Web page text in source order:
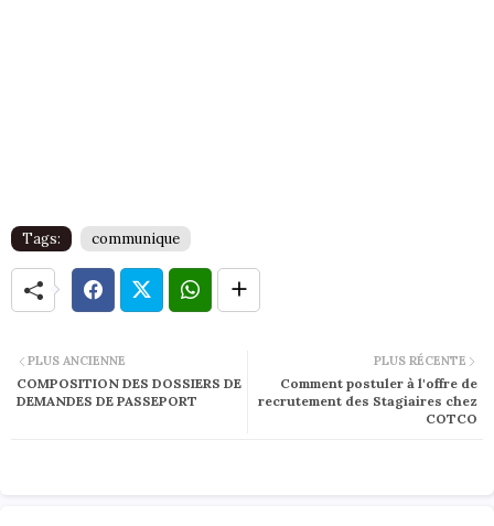
Tags: communique
PLUS RÉCENTE
Comment postuler à l'offre de
recrutement des Stagiaires chez
COTCO
PLUS ANCIENNE
COMPOSITION DES DOSSIERS DE
DEMANDES DE PASSEPORT